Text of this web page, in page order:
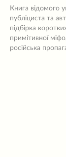
Книга відомого
публіциста та
підбірка
примітивної
російська